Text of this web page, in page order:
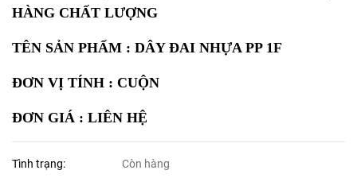
HÀNG CHẤT LƯỢNG
TÊN SẢN PHẨM : DÂY ĐAI NHỰA PP 1F
ĐƠN VỊ TÍNH : CUỘN
ĐƠN GIÁ : LIÊN HỆ
Tình trạng: Còn hàng